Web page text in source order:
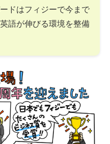
ドはフィジーで今まで
語が伸びる環境を整備